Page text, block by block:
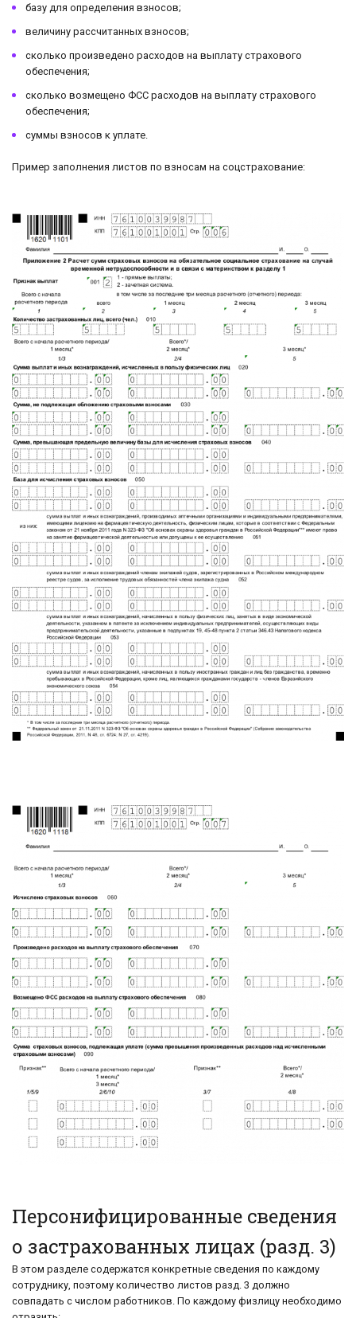
базу для определения взносов;
величину рассчитанных взносов;
сколько произведено расходов на выплату страхового
обеспечения;
сколько возмещено ФСС расходов на выплату страхового
обеспечения;
суммы взносов к уплате.
Пример заполнения листов по взносам на соцстрахование:
Персонифицированные сведения
о застрахованных лицах (разд. 3)
В этом разделе содержатся конкретные сведения по каждому
сотруднику, поэтому количество листов разд. 3 должно
совпадать с числом работников. По каждому физлицу необходимо